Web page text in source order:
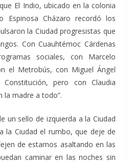
El Indio, ubicado en la colonia
Espinosa Cházaro recordó los
la Ciudad progresistas que
Con Cuauhtémoc Cárdenas
sociales, con Marcelo
el Metrobús, con Miguel Ángel
pero con Claudia
la madre a todo”.
un sello de izquierda a la Ciudad
la Ciudad el rumbo, que deje de
de estarnos asaltando en las
caminar en las noches sin